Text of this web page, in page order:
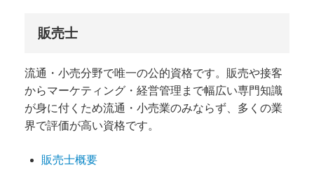
販売士
流通・小売分野で唯一の公的資格です。 販売や接客
からマーケティング・経営管理まで幅広い専門知識
が身に付くため流通・小売業のみならず、多くの業
界で評価が高い資格です。
販売士概要